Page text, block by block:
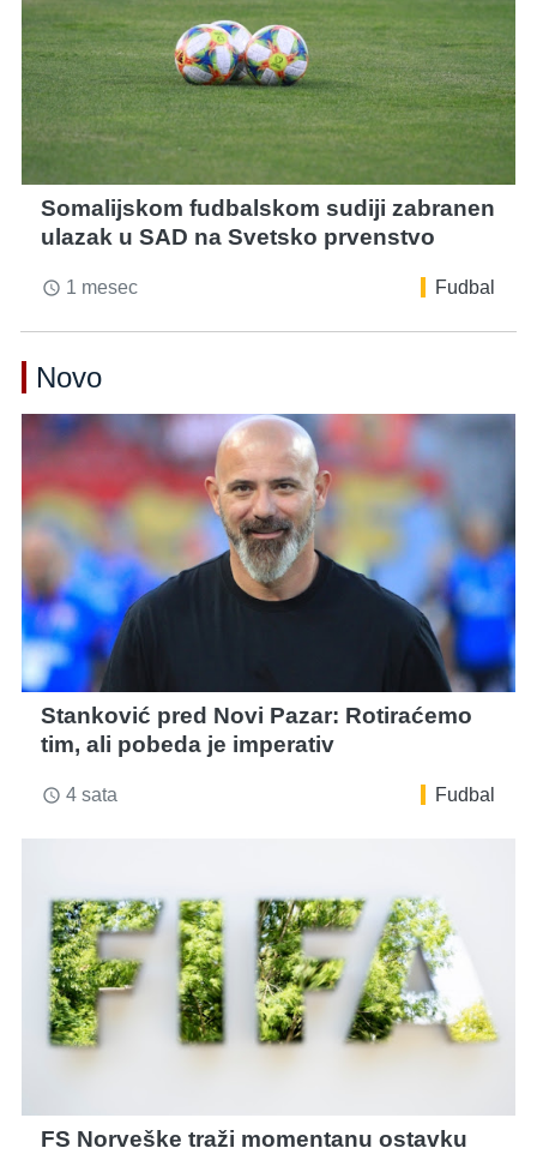
Somalijskom fudbalskom sudiji zabranen
ulazak u SAD na Svetsko prvenstvo
access_time 1 mesec Fudbal
Novo
Stanković pred Novi Pazar: Rotiraćemo
tim, ali pobeda je imperativ
access_time 4 sata Fudbal
FS Norveške traži momentanu ostavku